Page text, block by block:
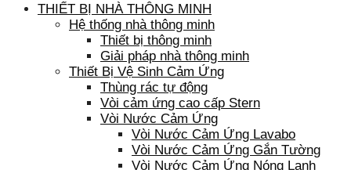
THIẾT BỊ NHÀ THÔNG MINH
Hệ thống nhà thông minh
Thiết bị thông minh
Giải pháp nhà thông minh
Thiết Bị Vệ Sinh Cảm Ứng
Thùng rác tự động
Vòi cảm ứng cao cấp Stern
Vòi Nước Cảm Ứng
Vòi Nước Cảm Ứng Lavabo
Vòi Nước Cảm Ứng Gắn Tường
Vòi Nước Cảm Ứng Nóng Lạnh